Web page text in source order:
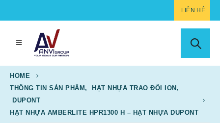
LIÊN HỆ
HOME
THÔNG TIN SẢN PHẨM , HẠT NHỰA TRAO ĐỔI ION ,
DUPONT
HẠT NHỰA AMBERLITE HPR1300 H – HẠT NHỰA DUPONT